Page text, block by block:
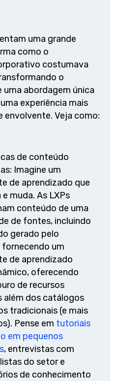
uma grande
como o
costumava
o
abordagem única
experiência mais
envolvente. Veja como:
de conteúdo
Imagine um
de aprendizado que
muda. As LXPs
conteúdo de uma
de fontes, incluindo
gerado pelo
fornecendo um
de aprendizado
oferecendo
de recursos
além dos catálogos
tradicionais (e mais
Pense em tutoriais
em pequenos
, entrevistas com
do setor e
de conhecimento